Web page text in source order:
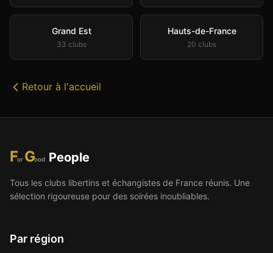
Grand Est
33 clubs
Hauts-de-France
20 clubs
Retour à l'accueil
For Good People
Tous les clubs libertins et échangistes de France réunis. Une
sélection rigoureuse pour des soirées inoubliables.
Par région